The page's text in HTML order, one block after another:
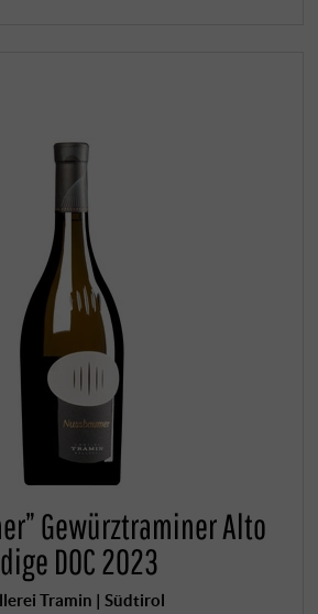
Gewürztraminer Alto
DOC 2023
Tramin | Südtirol